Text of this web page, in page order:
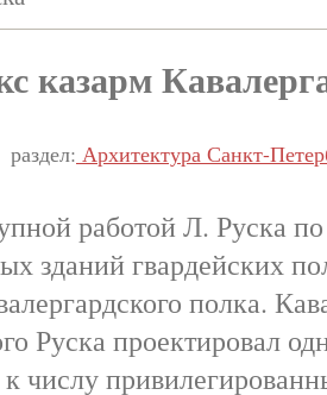
казарм
раздел: Архитектура Санкт-
работой Л. Руска
зданий гвардейских
полка.
Руска проектировал
числу